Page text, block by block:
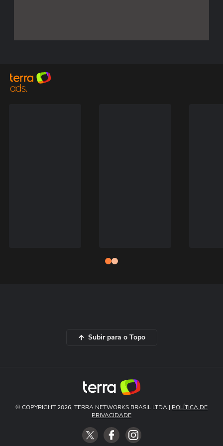
Subir para o Topo
© COPYRIGHT 2026, TERRA NETWORKS BRASIL LTDA | POLÍTICA DE
PRIVACIDADE